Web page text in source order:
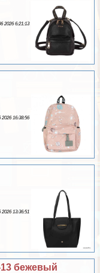
2026 6:21:13
2026 16:38:56
2026 13:36:51
13 бежевый